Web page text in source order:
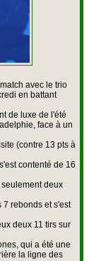
avec le trio
en battant
de luxe de l'été
face à un
(contre 13 pts à
contenté de 16
seulement deux
7 rebonds et s'est
deux 11 tirs sur
qui a été une
la ligne des